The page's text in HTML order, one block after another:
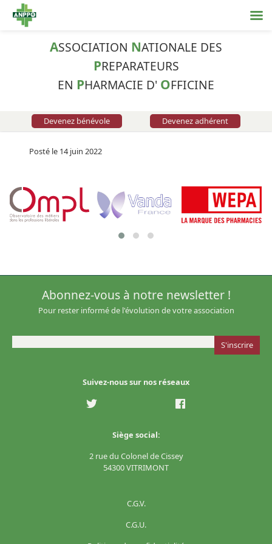
ASSOCIATION NATIONALE DES
PREPARATEURS
EN PHARMACIE D' OFFICINE
Devenez bénévole Devenez adhérent
Posté le 14 juin 2022
Suivez-nous sur nos réseaux
Siège social:
2 rue du Colonel de Cissey
54300 VITRIMONT
Abonnez-vous à notre newsletter !
Pour rester informé de l'évolution de votre association
C.G.V.
C.G.U.